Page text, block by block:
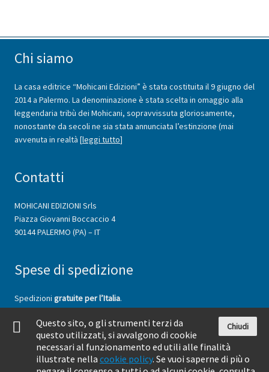
Chiudi
Questo sito, o gli strumenti terzi da
questo utilizzati, si avvalgono di cookie
necessari al funzionamento ed utili alle finalità
illustrate nella cookie policy. Se vuoi saperne di più o
Chi siamo
La casa editrice “Mohicani Edizioni” è stata costituita il 9 giugno del
2014 a Palermo. La denominazione è stata scelta in omaggio alla
leggendaria tribù dei Mohicani, sopravvissuta gloriosamente,
nonostante da secoli ne sia stata annunciata l’estinzione (mai
avvenuta in realtà [leggi tutto]
Contatti
MOHICANI EDIZIONI Srls
Piazza Giovanni Boccaccio 4
90144 PALERMO (PA) – IT
Spese di spedizione
Spedizioni gratuite per l’Italia.
Spedizioniper l’estero a carico del cliente, variabili a seconda del
peso e della Zona di spedizione (vedi il tariffario Poste Italiane).